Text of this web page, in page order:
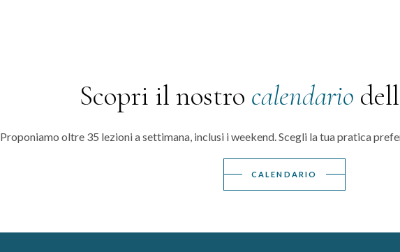
Scopri il nostro calendario
Proponiamo oltre 35 lezioni a settimana, inclusi i weekend. Scegli la tua pratica
CALENDARIO